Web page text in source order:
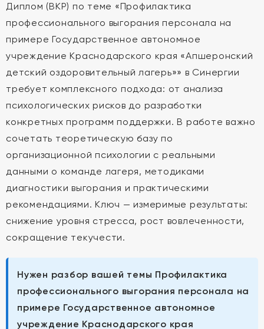
Диплом (ВКР) по теме «Профилактика
профессионального выгорания персонала на
примере Государственное автономное
учреждение Краснодарского края «Апшеронский
детский оздоровительный лагерь»» в Синергии
требует комплексного подхода: от анализа
психологических рисков до разработки
конкретных программ поддержки. В работе важно
сочетать теоретическую базу по
организационной психологии с реальными
данными о команде лагеря, методиками
диагностики выгорания и практическими
рекомендациями. Ключ — измеримые результаты:
снижение уровня стресса, рост вовлеченности,
сокращение текучести.
Нужен разбор вашей темы Профилактика
профессионального выгорания персонала на
примере Государственное автономное
учреждение Краснодарского края